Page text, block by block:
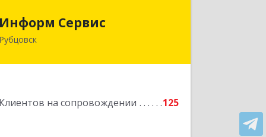
Информ Сервис
Рубцовск
Клиентов на сопровождении 125
658204, Алтайский край, Рубцовск г,